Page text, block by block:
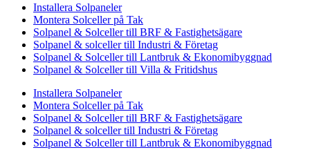
Installera Solpaneler
Montera Solceller på Tak
Solpanel & Solceller till BRF & Fastighetsägare
Solpanel & solceller till Industri & Företag
Solpanel & Solceller till Lantbruk & Ekonomibyggnad
Solpanel & Solceller till Villa & Fritidshus
Installera Solpaneler
Montera Solceller på Tak
Solpanel & Solceller till BRF & Fastighetsägare
Solpanel & solceller till Industri & Företag
Solpanel & Solceller till Lantbruk & Ekonomibyggnad